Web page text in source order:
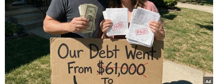
#bảo hộ phá sản #WeWork
#công ty khởi nghiệp
#IPO
Mỹ